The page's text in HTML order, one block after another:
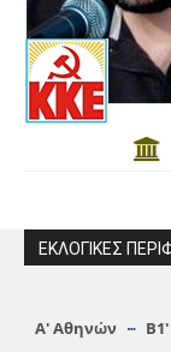
ΕΚΛΟΓΙΚΕΣ
Α′ Αθηνών